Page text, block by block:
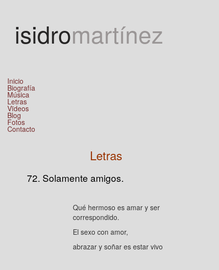
isidromartínez
Inicio
Biografía
Música
Letras
Vïdeos
Blog
Fotos
Contacto
Letras
72. Solamente amigos.
Qué hermoso es amar y ser
correspondido.
El sexo con amor,
abrazar y soñar es estar vivo